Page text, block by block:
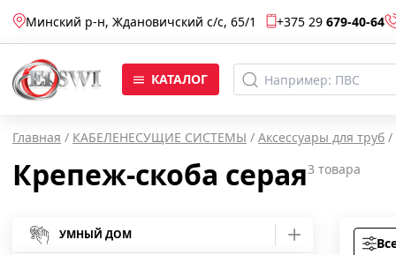
Минский р-н, Ждановичский с/c, 65/1 +375 29679-40-64
КАТАЛОГ
Главная / КАБЕЛЕНЕСУЩИЕ СИСТЕМЫ / Аксессуары для труб /
Крепеж-скоба серая3 товара
УМНЫЙ ДОМ